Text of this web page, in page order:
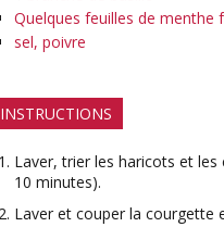
Quelques feuilles de menthe
sel, poivre
INSTRUCTIONS
Laver, trier les haricots et
10 minutes).
Laver et couper la courgette